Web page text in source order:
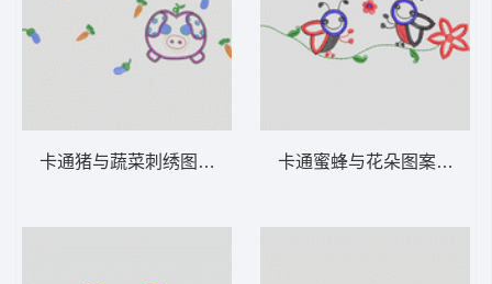
卡通猪与蔬菜刺绣图案 卡通童装章标贴布 卡通蜜蜂与